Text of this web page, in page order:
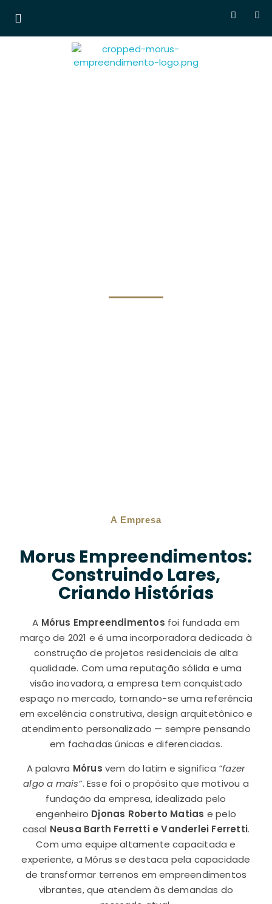
A Empresa
Morus Empreendimentos:
Construindo Lares,
Criando Histórias
A Mórus Empreendimentos foi fundada em
março de 2021 e é uma incorporadora dedicada à
construção de projetos residenciais de alta
qualidade. Com uma reputação sólida e uma
visão inovadora, a empresa tem conquistado
espaço no mercado, tornando-se uma referência
em excelência construtiva, design arquitetônico e
atendimento personalizado — sempre pensando
em fachadas únicas e diferenciadas.
A palavra Mórus vem do latim e significa “fazer
algo a mais”. Esse foi o propósito que motivou a
fundação da empresa, idealizada pelo
engenheiro Djonas Roberto Matias e pelo
casal Neusa Barth Ferretti e Vanderlei Ferretti.
Com uma equipe altamente capacitada e
experiente, a Mórus se destaca pela capacidade
de transformar terrenos em empreendimentos
vibrantes, que atendem às demandas do